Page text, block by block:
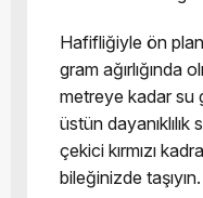
Hafifliğiyle ön
gram ağırlığında
metreye kadar su
üstün
çekici kırmızı
bileğinizde taşıyın.